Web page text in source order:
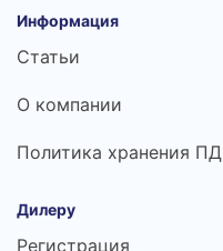
Информация
Статьи
О компании
Политика хранения ПД
Дилеру
Регистрация